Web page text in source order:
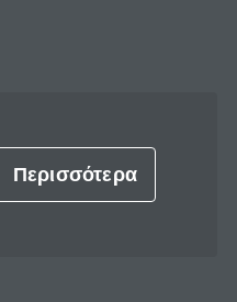
Περισσότερα